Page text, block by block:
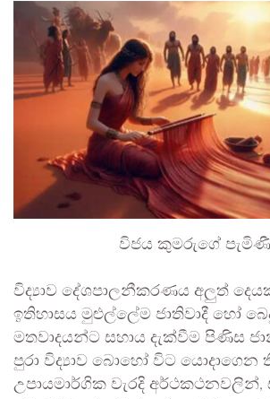
විජය කුමරුගේ
විද්‍යාව දේශපාලනීකරණය අලුත්
ඉතිහාසය මුළුල්ලේම ජාතිවාදී හෝ
මතවාදයන්ට සහාය දැක්වීම පිණිස
පුරා විද්‍යාව බොහෝ විට යොදාගෙන
උපායමාර්ගික වැරදි අර්ථකථනවලින්,